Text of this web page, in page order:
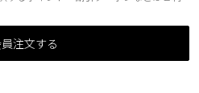
注文する